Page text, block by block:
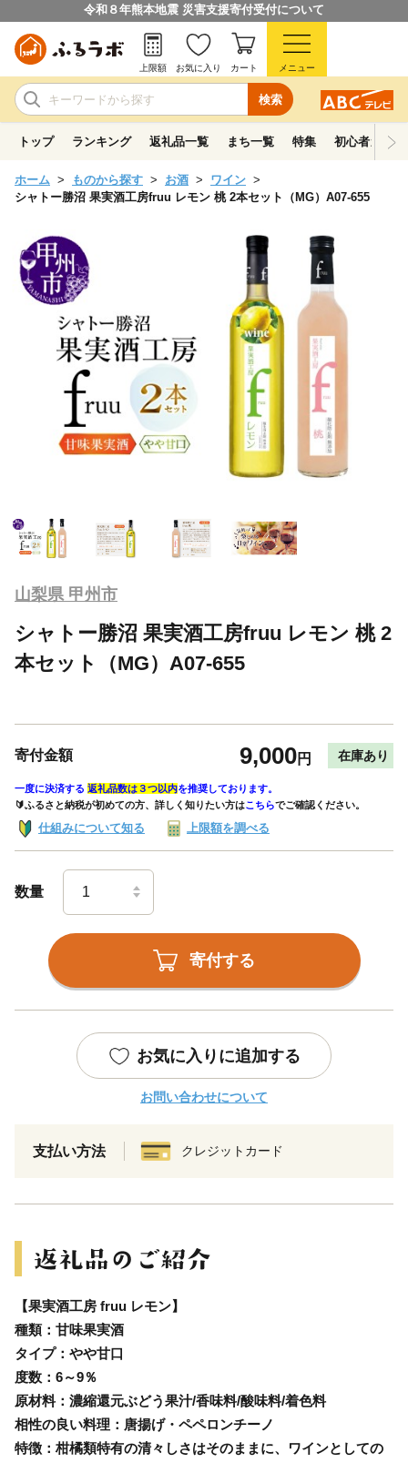
令和８年熊本地震 災害支援寄付受付について
検索
上限額 お気に入り カート メニュー
トップ ランキング 返礼品一覧 まち一覧 特集 初心者ガイド
ホーム ものから探す お酒
ワイン
シャトー勝沼 果実酒工房fruu レモン 桃 2本セット（MG）A07-655
山梨県 甲州市
シャトー勝沼 果実酒工房fruu レモン 桃 2
本セット（MG）A07-655
寄付金額 9,000円 在庫あり
一度に決済する 返礼品数は３つ以内を推奨しております。
🔰ふるさと納税が初めての方、詳しく知りたい方はこちらでご確認ください。
仕組みについて知る 上限額を調べる
数量
寄付する
お気に入りに追加する
お問い合わせについて
支払い方法 クレジットカード
【果実酒工房 fruu レモン】
種類：甘味果実酒
タイプ：やや甘口
度数：6～9％
原材料：濃縮還元ぶどう果汁/香味料/酸味料/着色料
相性の良い料理：唐揚げ・ペペロンチーノ
特徴：柑橘類特有の清々しさはそのままに、ワインとしての